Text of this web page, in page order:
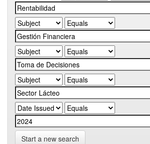
Start a new search